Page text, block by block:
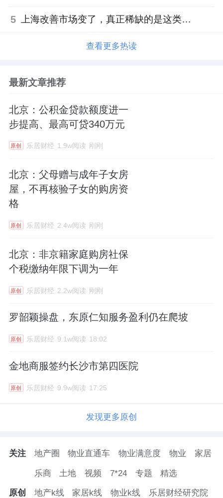
5 上海改善市场变了，真正稀缺的是这类社区
查看更多热读
最新文章推荐
北京：公积金贷款额度进一
步提高、最高可贷340万元
原创 乐居财经 1.9w阅读 刚刚
北京：父母赠与成年子女房
屋，不再核验子女的购房资
格
原创 乐居财经 2.4w阅读 刚刚
北京：非京籍家庭购房社保
个税缴纳年限下调为一年
原创 乐居财经 2.2w阅读 刚刚
罗韶颖操盘，东原仁知服务盈利仍在爬坡
原创 乐居财经 9.1w阅读 18:02
金地商服签约长沙市第四医院
原创 乐居财经 9.9w阅读 17:25
发现更多原创
关注 地产圈 物业直通车 物业满意度 物业 家居
乐商 土地 视频 7*24 专题 精选
原创 地产k线 家居k线 物业k线 乐居财经研究院